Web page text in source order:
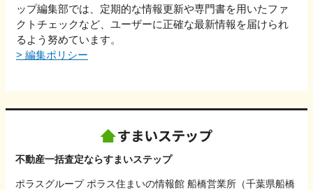
ップ編集部では、定期的な情報更新や専門書を用いたファ
クトチェックなど、ユーザーに正確な最新情報を届けられ
るよう努めています。
> 編集ポリシー
不動産一括査定ならすまいステップ
ポラスグループ ポラス住まいの情報館 船橋営業所（千葉県船橋